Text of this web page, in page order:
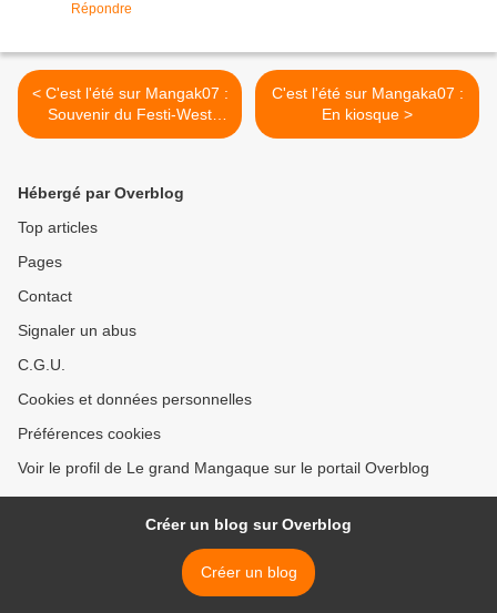
Répondre
< C'est l'été sur Mangak07 :
Souvenir du Festi-West
2009 / Amouriq
C'est l'été sur Mangaka07 :
En kiosque >
Hébergé par Overblog
Top articles
Pages
Contact
Signaler un abus
C.G.U.
Cookies et données personnelles
Préférences cookies
Voir le profil de Le grand Mangaque sur le portail Overblog
Créer un blog sur Overblog
Créer un blog